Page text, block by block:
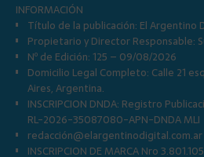
INFORMACIÓN
Título de la publicación: El Argentino
Propietario y Director Responsable:
Nº de Edición: 125 – 09/08/2026
Domicilio Legal Completo: Calle 21
Aires, Argentina.
INSCRIPCION DNDA: Registro
RL-2026-35087080-APN-DNDA MLI
redacción@elargentinodigital.com.ar
INSCRIPCION DE MARCA Nro